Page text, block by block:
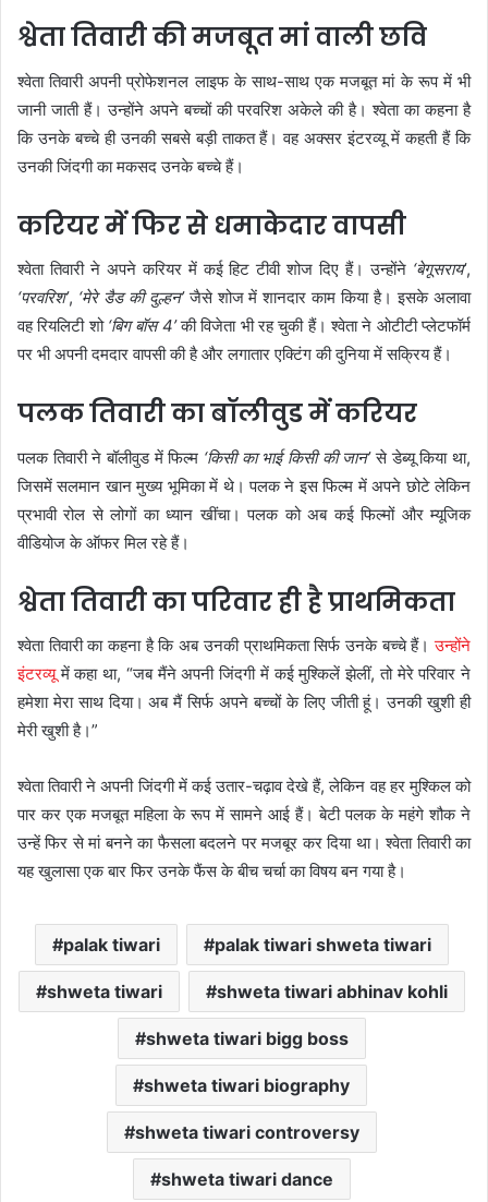
श्वेता तिवारी की मजबूत मां वाली छवि
श्वेता तिवारी अपनी प्रोफेशनल लाइफ के साथ-साथ एक मजबूत मां के रूप में भी
जानी जाती हैं। उन्होंने अपने बच्चों की परवरिश अकेले की है। श्वेता का कहना है
कि उनके बच्चे ही उनकी सबसे बड़ी ताकत हैं। वह अक्सर इंटरव्यू में कहती हैं कि
उनकी जिंदगी का मकसद उनके बच्चे हैं।
करियर में फिर से धमाकेदार वापसी
श्वेता तिवारी ने अपने करियर में कई हिट टीवी शोज दिए हैं। उन्होंने ‘बेगूसराय’,
‘परवरिश’, ‘मेरे डैड की दुल्हन’जैसे शोज में शानदार काम किया है। इसके अलावा
वह रियलिटी शो ‘बिग बॉस 4’की विजेता भी रह चुकी हैं। श्वेता ने ओटीटी प्लेटफॉर्म
पर भी अपनी दमदार वापसी की है और लगातार एक्टिंग की दुनिया में सक्रिय हैं।
पलक तिवारी का बॉलीवुड में करियर
पलक तिवारी ने बॉलीवुड में फिल्म ‘किसी का भाई किसी की जान’से डेब्यू किया था,
जिसमें सलमान खान मुख्य भूमिका में थे। पलक ने इस फिल्म में अपने छोटे लेकिन
प्रभावी रोल से लोगों का ध्यान खींचा। पलक को अब कई फिल्मों और म्यूजिक
वीडियोज के ऑफर मिल रहे हैं।
श्वेता तिवारी का परिवार ही है प्राथमिकता
श्वेता तिवारी का कहना है कि अब उनकी प्राथमिकता सिर्फ उनके बच्चे हैं।उन्होंने
इंटरव्यूमें कहा था, “जब मैंने अपनी जिंदगी में कई मुश्किलें झेलीं, तो मेरे परिवार ने
हमेशा मेरा साथ दिया। अब मैं सिर्फ अपने बच्चों के लिए जीती हूं। उनकी खुशी ही
मेरी खुशी है।”
श्वेता तिवारी ने अपनी जिंदगी में कई उतार-चढ़ाव देखे हैं, लेकिन वह हर मुश्किल को
पार कर एक मजबूत महिला के रूप में सामने आई हैं। बेटी पलक के महंगे शौक ने
उन्हें फिर से मां बनने का फैसला बदलने पर मजबूर कर दिया था। श्वेता तिवारी का
यह खुलासा एक बार फिर उनके फैंस के बीच चर्चा का विषय बन गया है।
palak tiwari palak tiwari shweta tiwari
shweta tiwari shweta tiwari abhinav kohli
shweta tiwari bigg boss
shweta tiwari biography
shweta tiwari controversy
shweta tiwari dance